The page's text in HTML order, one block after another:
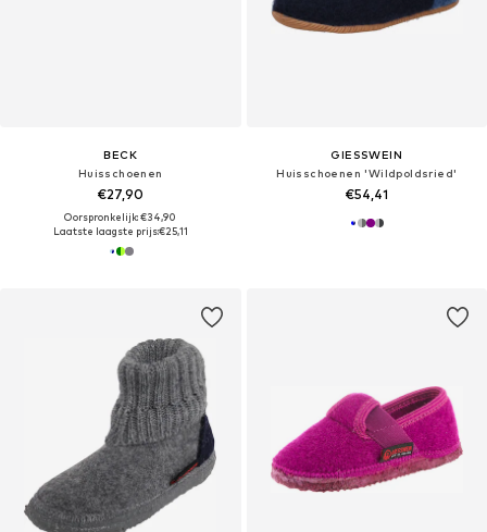
BECK
Huisschoenen
€27,90
Oorspronkelijk: €34,90
Laatste laagste prijs:€25,11
GIESSWEIN
Huisschoenen 'Wildpoldsried'
€54,41